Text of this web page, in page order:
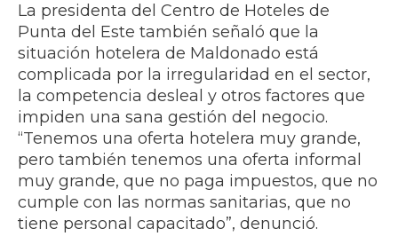
La presidenta del Centro de Hoteles de
Punta del Este también señaló que la
situación hotelera de Maldonado está
complicada por la irregularidad en el sector,
la competencia desleal y otros factores que
impiden una sana gestión del negocio.
“Tenemos una oferta hotelera muy grande,
pero también tenemos una oferta informal
muy grande, que no paga impuestos, que no
cumple con las normas sanitarias, que no
tiene personal capacitado”, denunció.